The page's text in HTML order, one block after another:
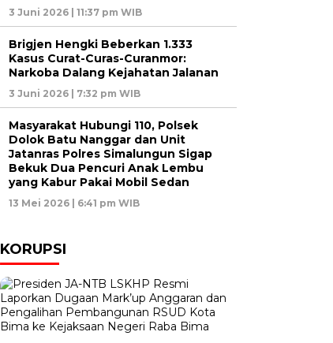
3 Juni 2026 | 11:37 pm WIB
Brigjen Hengki Beberkan 1.333
Kasus Curat-Curas-Curanmor:
Narkoba Dalang Kejahatan Jalanan
3 Juni 2026 | 7:32 pm WIB
Masyarakat Hubungi 110, Polsek
Dolok Batu Nanggar dan Unit
Jatanras Polres Simalungun Sigap
Bekuk Dua Pencuri Anak Lembu
yang Kabur Pakai Mobil Sedan
13 Mei 2026 | 6:41 pm WIB
KORUPSI